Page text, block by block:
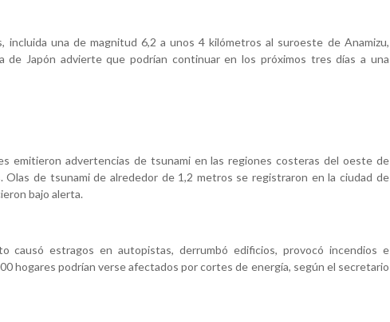
incluida una de magnitud 6,2 a unos 4 kilómetros al suroeste de Anamizu,
de Japón advierte que podrían continuar en los próximos tres días a una
emitieron advertencias de tsunami en las regiones costeras del oeste de
Olas de tsunami de alrededor de 1,2 metros se registraron en la ciudad de
bajo alerta.
causó estragos en autopistas, derrumbó edificios, provocó incendios e
hogares podrían verse afectados por cortes de energía, según el secretario